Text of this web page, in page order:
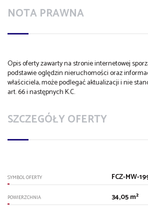
NOTA PRAWNA
Opis oferty zawarty na stronie internetowej
podstawie oględzin nieruchomości oraz
właściciela, może podlegać aktualizacji i nie
art. 66 i następnych K.C.
SZCZEGÓŁY OFERTY
SYMBOL OFERTY FCZ-MW-
POWIERZCHNIA 34,05 m²